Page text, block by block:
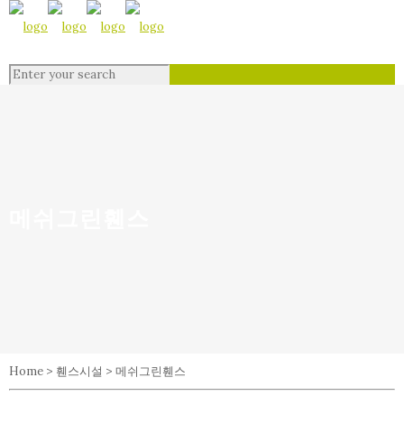
Home > 휀스시설 > 메쉬그린휀스